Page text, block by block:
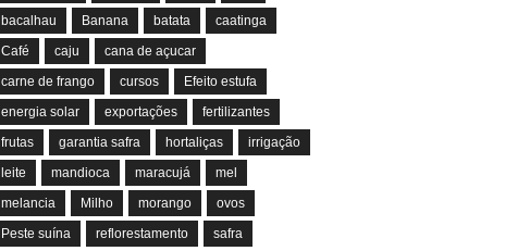
bacalhau
Banana batata
caatinga
Café
caju
cana de açucar
carne de frango
cursos
Efeito estufa
energia solar
exportações
fertilizantes
frutas
garantia safra hortaliças
irrigação
leite
mandioca maracujá
mel
melancia
Milho morango
ovos
Peste suína
reflorestamento
safra